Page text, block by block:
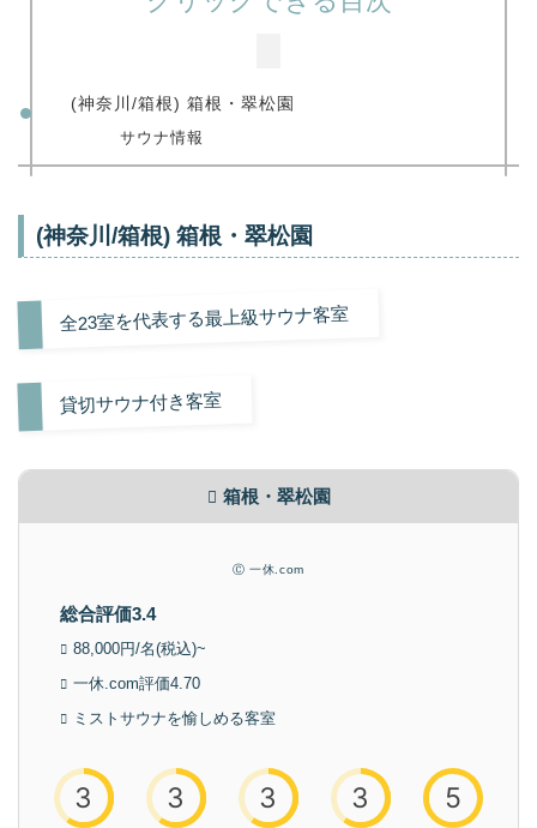
(神奈川/箱根) 箱根・翠松園
サウナ情報
(神奈川/箱根) 箱根・翠松園
全23室を代表する最上級サウナ客室
貸切サウナ付き客室
箱根・翠松園
総合評価3.4
88,000円/名(税込)~
一休.com評価4.70
ミストサウナを愉しめる客室
Ⓒ 一休.com
3 3 3 3 5